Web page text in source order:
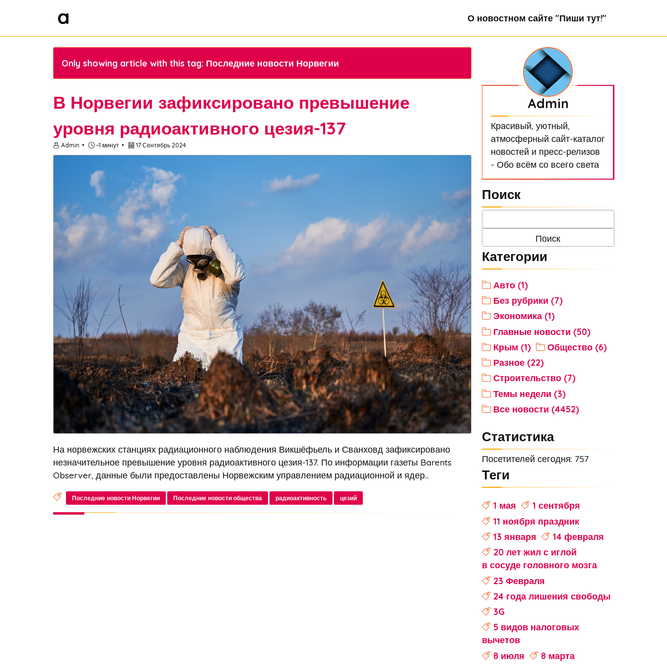
О новостном сайте "Пиши тут!"
Only showing article with this tag: Последние новости Норвегии
В Норвегии зафиксировано превышение
уровня радиоактивного цезия-137
Admin ~1 минут 17 Сентябрь 2024
На норвежских станциях радиационного наблюдения Викшёфьель и Сванховд зафиксировано
незначительное превышение уровня радиоактивного цезия-137. По информации газеты Barents
Observer, данные были предоставлены Норвежским управлением радиационной и ядер...
Последние новости Норвегии Последние новости общества радиоактивность цезий
Admin
Красивый, уютный,
атмосферный сайт-каталог
новостей и пресс-релизов
- Обо всём со всего света
Поиск
Категории
Авто (1)
Без рубрики (7)
Экономика (1)
Главные новости (50)
Крым (1)
Общество (6)
Разное (22)
Строительство (7)
Темы недели (3)
Все новости (4452)
Статистика
Посетителей сегодня: 757
Теги
1 мая
1 сентября
11 ноября праздник
13 января
14 февраля
20 лет жил с иглой
в сосуде головного мозга
23 Февраля
24 года лишения свободы
3G
5 видов налоговых
вычетов
8 июля
8 марта